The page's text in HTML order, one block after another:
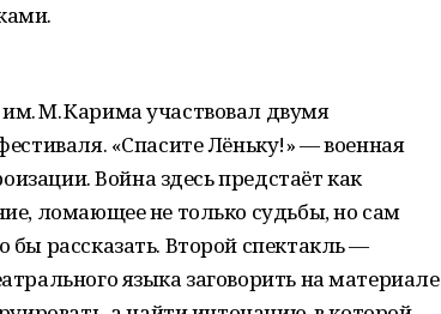
М. Карима участвовал двумя
«Спасите Лёньку!» — военная
Война здесь предстаёт как
ломающее не только судьбы, но сам
рассказать. Второй спектакль —
языка заговорить на материале